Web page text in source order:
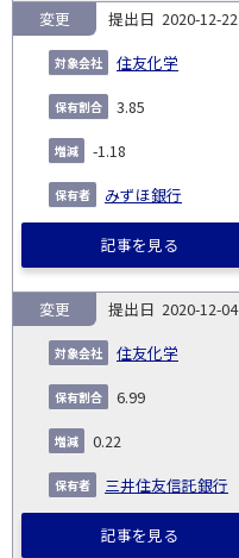
2020-12-22
住友化学
変更
3.85
-1.18
みずほ銀行
記事を見る
2020-12-04
住友化学
変更
6.99
0.22
三井住友信託銀行
記事を見る